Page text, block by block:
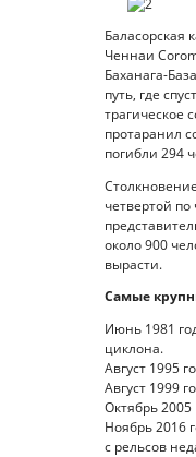
Баласорская
Ченнаи
Баханага-
путь, где
трагическое
протаранил
погибли 294
четвертой
около 900
вырасти.
Самые
Июнь 1981
циклона.
Август 1995
Август 1999
Октябрь
Ноябрь 2016
с рельсов